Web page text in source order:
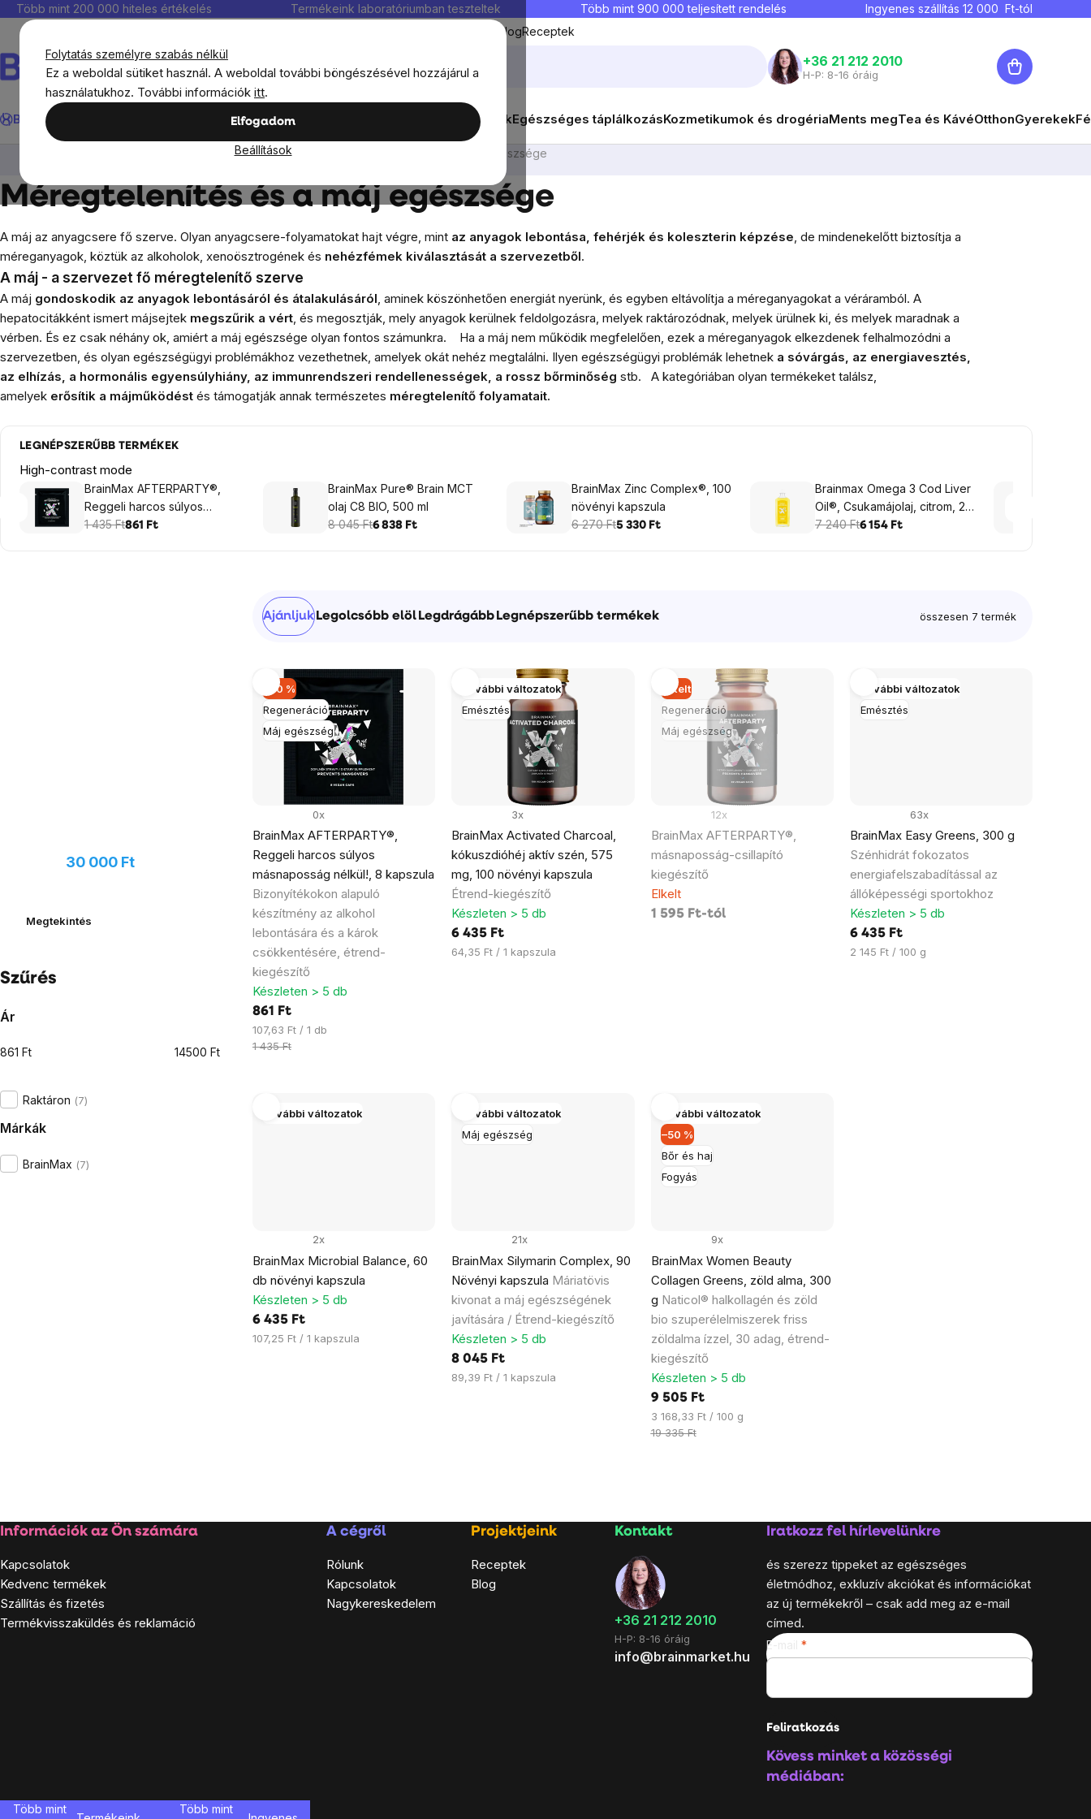
Folytatás személyre szabás nélkül
Ez a weboldal sütiket használ. A weboldal további böngészésével hozzájárul a
használatukhoz. További információk itt.
Elfogadom
Beállítások
Ugrás
tartalomhoz
Több mint 200 000 hiteles értékelés Termékeink laboratóriumban teszteltek Több mint 900 000 teljesített rendelés Ingyenes szállítás 12 000 Ft-tól
BlogReceptek
Keresés
+36 21 212 2010
H-P: 8-16 óráig
Kosár
BrainMax® KedvezményekÉtrendkiegészítők ÉlelmiszerekEgészséges táplálkozásKozmetikumok és drogériaMents megTea és KávéOtthonGyerekek
BrainMax táplálékkiegészítők Méregtelenítés és a máj egészsége
Méregtelenítés és a máj egészsége
A máj az anyagcsere fő szerve. Olyan anyagcsere-folyamatokat hajt végre, mint az anyagok lebontása, fehérjék és koleszterin képzése, de mindenekelőtt biztosítja a
méreganyagok, köztük az alkoholok, xenoösztrogének és nehézfémek kiválasztását a szervezetből.
A máj - a szervezet fő méregtelenítő szerve
A máj gondoskodik az anyagok lebontásáról és átalakulásáról, aminek köszönhetően energiát nyerünk, és egyben eltávolítja a méreganyagokat a véráramból. A
hepatocitákként ismert májsejtek megszűrik a vért, és megosztják, mely anyagok kerülnek feldolgozásra, melyek raktározódnak, melyek ürülnek ki, és melyek maradnak a
vérben. És ez csak néhány ok, amiért a máj egészsége olyan fontos számunkra.
Ha a máj nem működik megfelelően, ezek a méreganyagok elkezdenek felhalmozódni a
szervezetben, és olyan egészségügyi problémákhoz vezethetnek, amelyek okát nehéz megtalálni. Ilyen egészségügyi problémák lehetnek a sóvárgás, az energiavesztés,
az elhízás, a hormonális egyensúlyhiány, az immunrendszeri rendellenességek, a rossz bőrminőség stb.
A kategóriában olyan termékeket találsz,
amelyek erősítik a májműködést és támogatják annak természetes méregtelenítő folyamatait.
LEGNÉPSZERŰBB TERMÉKEK
High-contrast mode
BrainMax AFTERPARTY®,
Reggeli harcos súlyos
másnaposság nélkül!, 8
1 435 Ft861 Ft
BrainMax Pure® Brain MCT
olaj C8 BIO, 500 ml
8 045 Ft6 838 Ft
BrainMax Zinc Complex®, 100
növényi kapszula
6 270 Ft5 330 Ft
Brainmax Omega 3 Cod Liver
Oil®, Csukamájolaj, citrom, 24
adag, 240 ml
7 240 Ft6 154 Ft
30 000 Ft
Megtekintés
Szűrés
Ár
861 Ft 14500 Ft
Raktáron 7
Márkák
BrainMax 7
Termékek
rendezése
Ajánljuk Legolcsóbb elöl Legdrágább Legnépszerűbb termékek összesen 7 termék
Termékek
listája
Regeneráció
Máj egészség
–40 %
BrainMax AFTERPARTY®,
Reggeli harcos súlyos
másnaposság nélkül!, 8 kapszula
Bizonyítékokon alapuló
készítmény az alkohol
lebontására és a károk
csökkentésére, étrend-
kiegészítő
0x
Készleten > 5 db
861 Ft
Egységár:
107,63 Ft / 1 db
1 435 Ft
Emésztés
További változatok
BrainMax Activated Charcoal,
kókuszdióhéj aktív szén, 575
mg, 100 növényi kapszula
Étrend-kiegészítő
3x
Készleten > 5 db
6 435 Ft
Egységár:
64,35 Ft / 1 kapszula
Regeneráció
Máj egészség
Elkelt
BrainMax AFTERPARTY®,
másnaposság-csillapító
kiegészítő
12x
Elkelt
1 595 Ft-tól
Emésztés
További változatok
BrainMax Easy Greens, 300 g
Szénhidrát fokozatos
energiafelszabadítással az
állóképességi sportokhoz
63x
Készleten > 5 db
6 435 Ft
Egységár:
2 145 Ft / 100 g
További változatok
BrainMax Microbial Balance, 60
db növényi kapszula
2x
Készleten > 5 db
6 435 Ft
Egységár:
107,25 Ft / 1 kapszula
Máj egészség
További változatok
BrainMax Silymarin Complex, 90
Növényi kapszula Máriatövis
kivonat a máj egészségének
javítására / Étrend-kiegészítő
21x
Készleten > 5 db
8 045 Ft
Egységár:
89,39 Ft / 1 kapszula
Bőr és haj
Fogyás
–50 %
További változatok
BrainMax Women Beauty
Collagen Greens, zöld alma, 300
g Naticol® halkollagén és zöld
bio szuperélelmiszerek friss
zöldalma ízzel, 30 adag, étrend-
kiegészítő
9x
Készleten > 5 db
9 505 Ft
Egységár:
3 168,33 Ft / 100 g
19 335 Ft
elemei
Lábléc
Információk az Ön számára
Kapcsolatok
Kedvenc termékek
Szállítás és fizetés
Termékvisszaküldés és reklamáció
A cégről
Rólunk
Kapcsolatok
Nagykereskedelem
Projektjeink
Receptek
Blog
Kontakt
+36 21 212 2010
H-P: 8-16 óráig
info@brainmarket.hu
Iratkozz fel hírlevelünkre
és szerezz tippeket az egészséges
életmódhoz, exkluzív akciókat és információkat
az új termékekről – csak add meg az e-mail
címed.
E-mail
Feliratkozás
Kövess minket a közösségi
médiában:
Több mint Több mint